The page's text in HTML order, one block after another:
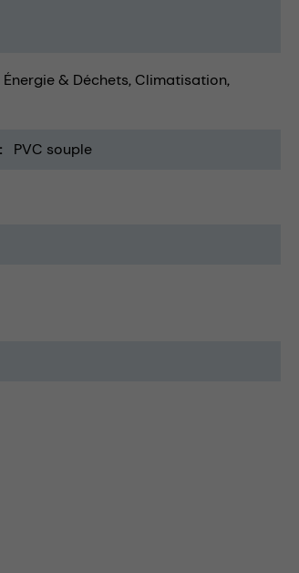
Énergie & Déchets Climatisation,
PVC souple